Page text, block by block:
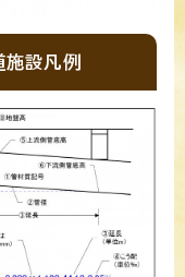
設凡例